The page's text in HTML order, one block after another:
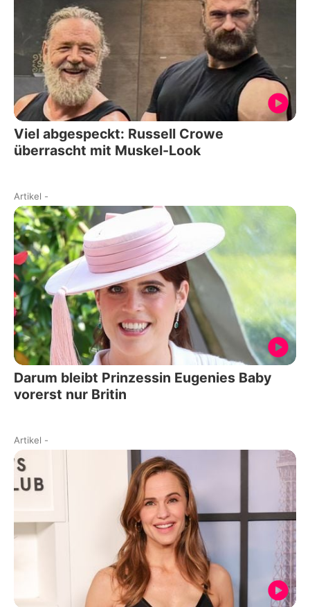
Viel abgespeckt: Russell Crowe
überrascht mit Muskel-Look
Artikel -
Darum bleibt Prinzessin Eugenies Baby
vorerst nur Britin
Artikel -